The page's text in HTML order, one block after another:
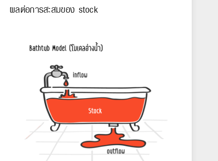
ผลต่อการสะสมของ stock